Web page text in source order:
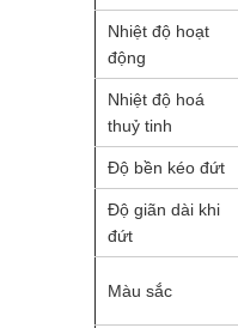
Nhiệt độ hoạt
động
Nhiệt độ hoá
thuỷ tinh
Độ bền kéo đứt
Độ giãn dài khi
đứt
Màu sắc